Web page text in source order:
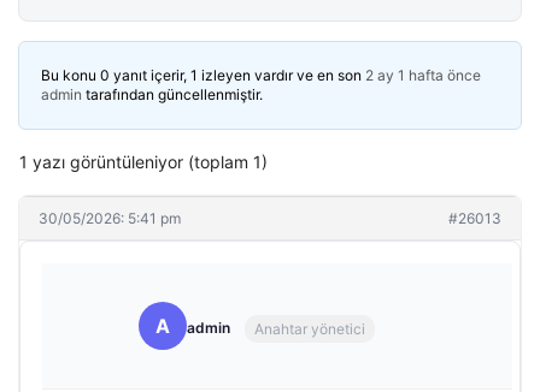
Bu konu 0 yanıt içerir, 1 izleyen vardır ve en son 2 ay 1 hafta önce
admin tarafından güncellenmiştir.
1 yazı görüntüleniyor (toplam 1)
30/05/2026: 5:41 pm #26013
A admin Anahtar yönetici